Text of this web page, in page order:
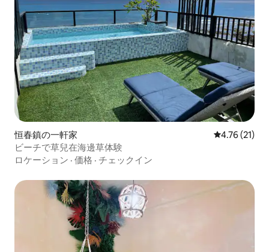
恒春鎮の一軒家 レビュー21
4.76 (21)
ビーチで草兒在海邊草体験
ロケーション · 価格 · チェックイン